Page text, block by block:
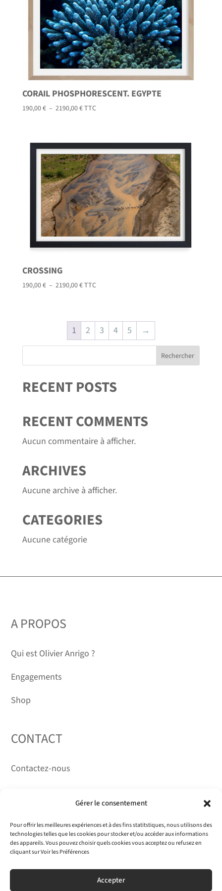
Gérer le consentement
Pour offrir les meilleures expériences et à des fins statitstiques, nous utilisons des
technologies telles que les cookies pour stocker et/ou accéder aux informations
des appareils. Vous pouvez choisir quels cookies vous acceptez ou refusez en
cliquant sur Voir les Préférences
Accepter
CORAIL PHOSPHORESCENT. EGYPTE
190,00€ – 2190,00€Plage
190,00 €
à
2190,00 €
TTC
CROSSING
190,00€ – 2190,00€Plage
190,00 €
2190,00 €
TTC
1 2 3 4 5 →
Rechercher
RECENT POSTS
RECENT COMMENTS
Aucun commentaire à afficher.
ARCHIVES
Aucune archive à afficher.
CATEGORIES
Aucune catégorie
A PROPOS
Qui est Olivier Anrigo ?
Engagements
Shop
CONTACT
Contactez-nous
Olivier Anrigo 2026 · Tous droits réservés